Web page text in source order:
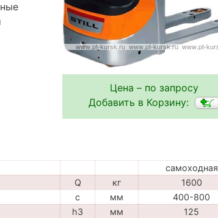
Цена – по запросу
Добавить в Корзину:
самоходная
Q кг
1600
c мм
400-800
h3 мм
125